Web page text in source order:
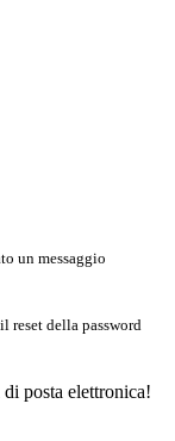
un messaggio
reset della password
posta elettronica!